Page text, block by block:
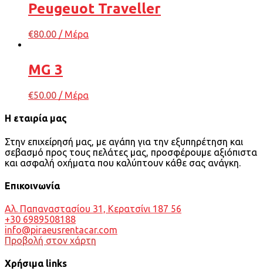
Peugeuot Traveller
€80.00 / Μέρα
MG 3
€50.00 / Μέρα
Η εταιρία μας
Στην επιχείρησή μας, με αγάπη για την εξυπηρέτηση και
σεβασμό προς τους πελάτες μας, προσφέρουμε αξιόπιστα
και ασφαλή οχήματα που καλύπτουν κάθε σας ανάγκη.
Επικοινωνία
Αλ. Παπαναστασίου 31, Κερατσίνι 187 56
+30 6989508188
info@piraeusrentacar.com
Προβολή στον χάρτη
Χρήσιμα links